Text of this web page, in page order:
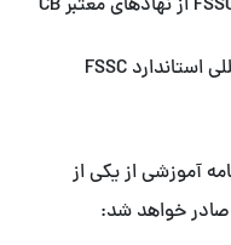
آموزشی از یکی از
صادر خواهد شد: